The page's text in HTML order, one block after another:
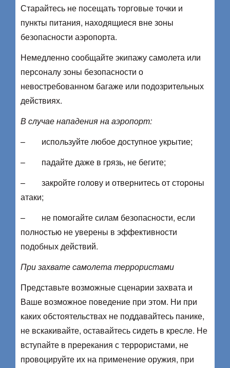
Старайтесь не посещать торговые точки и
пункты питания, находящиеся вне зоны
безопасности аэропорта.
Немедленно сообщайте экипажу самолета или
персоналу зоны безопасности о
невостребованном багаже или подозрительных
действиях.
В случае нападения на аэропорт:
– используйте любое доступное укрытие;
– падайте даже в грязь, не бегите;
– закройте голову и отвернитесь от стороны
атаки;
– не помогайте силам безопасности, если
полностью не уверены в эффективности
подобных действий.
При захвате самолета террористами
Представьте возможные сценарии захвата и
Ваше возможное поведение при этом. Ни при
каких обстоятельствах не поддавайтесь панике,
не вскакивайте, оставайтесь сидеть в кресле. Не
вступайте в пререкания с террористами, не
провоцируйте их на применение оружия, при